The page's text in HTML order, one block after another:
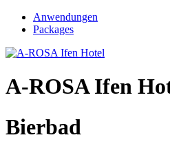
Anwendungen
Packages
A-ROSA Ifen
Bierbad